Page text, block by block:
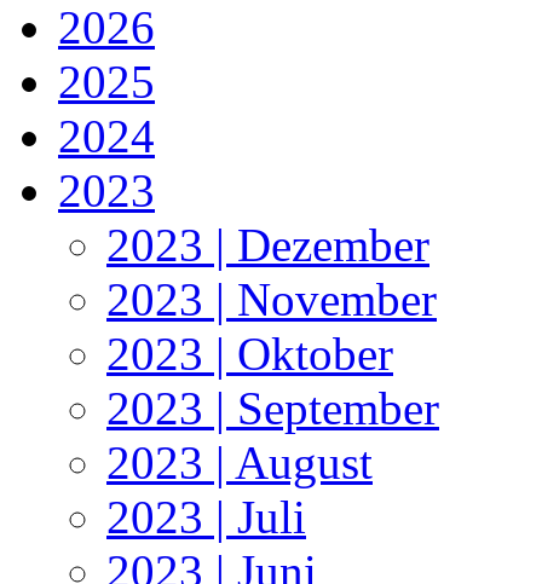
2026
2025
2024
2023
2023 | Dezember
2023 | November
2023 | Oktober
2023 | September
2023 | August
2023 | Juli
2023 | Juni